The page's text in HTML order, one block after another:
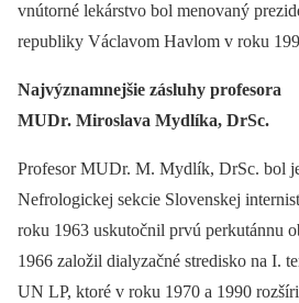
vnútorné lekárstvo bol menovaný
republiky Václavom Havlom v roku
Najvýznamnejšie zásluhy profesora
MUDr. Miroslava Mydlíka, DrSc.
Profesor MUDr. M. Mydlík, DrSc. bol
Nefrologickej sekcie Slovenskej
roku 1963 uskutočnil prvú perkutánnu
1966 založil dialyzačné stredisko na I.
UN LP, ktoré v roku 1970 a 1990